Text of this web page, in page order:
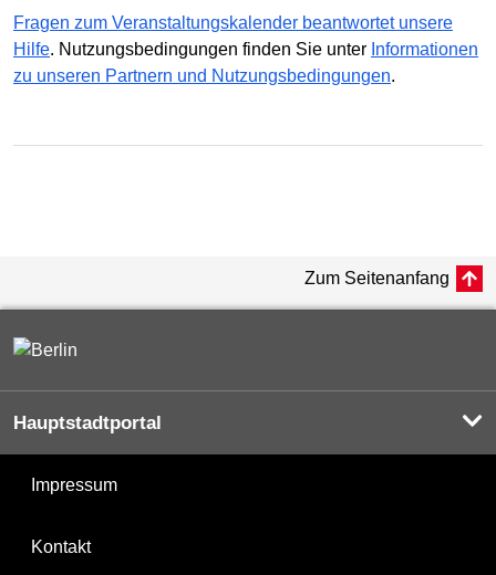
Fragen zum Veranstaltungskalender beantwortet unsere
Hilfe. Nutzungsbedingungen finden Sie unter Informationen
zu unseren Partnern und Nutzungsbedingungen.
Zum Seitenanfang
Hauptstadtportal
Impressum
Kontakt